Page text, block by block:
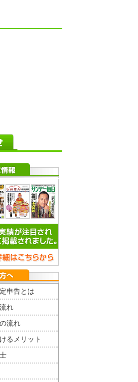
申告とは
れ
流れ
るメリット